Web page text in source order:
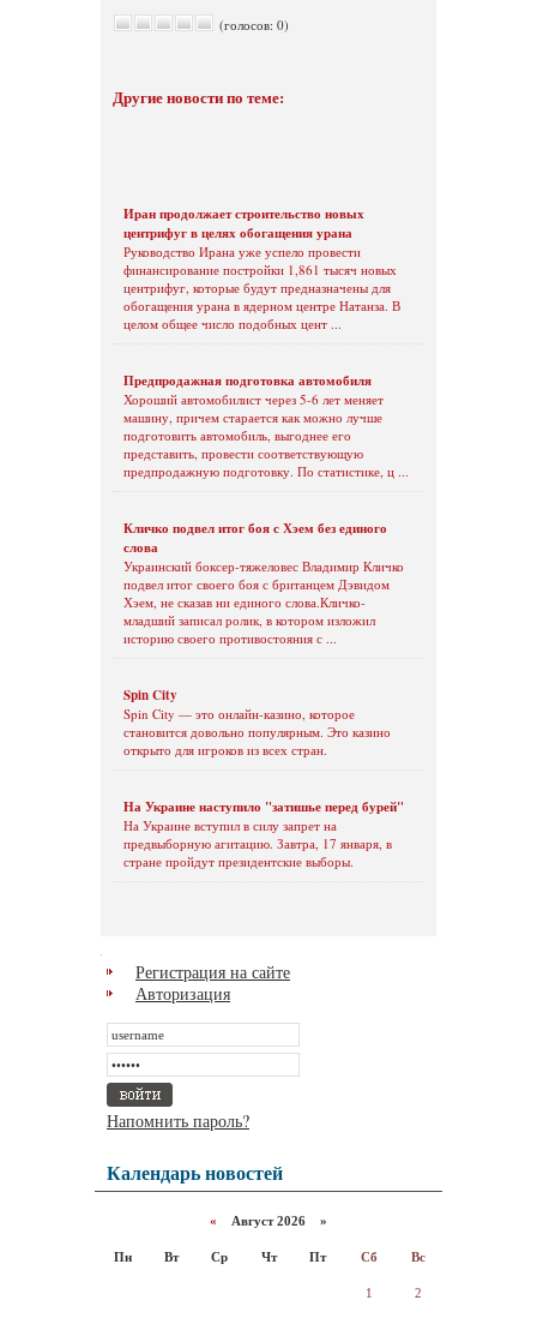
(голосов: 0)
Другие новости по теме:
Иран продолжает строительство новых
центрифуг в целях обогащения урана
Руководство Ирана уже успело провести
финансирование постройки 1,861 тысяч новых
центрифуг, которые будут предназначены для
обогащения урана в ядерном центре Натанза. В
целом общее число подобных цент ...
Предпродажная подготовка автомобиля
Хороший автомобилист через 5-6 лет меняет
машину, причем старается как можно лучше
подготовить автомобиль, выгоднее его
представить, провести соответствующую
предпродажную подготовку. По статистике, ц ...
Кличко подвел итог боя с Хэем без единого
слова
Украинский боксер-тяжеловес Владимир Кличко
подвел итог своего боя с британцем Дэвидом
Хэем, не сказав ни единого слова.Кличко-
младший записал ролик, в котором изложил
историю своего противостояния с ...
Spin City
Spin City — это онлайн-казино, которое
становится довольно популярным. Это казино
открыто для игроков из всех стран.
На Украине наступило "затишье перед бурей"
На Украине вступил в силу запрет на
предвыборную агитацию. Завтра, 17 января, в
стране пройдут президентские выборы.
Регистрация на сайте
Авторизация
Напомнить пароль?
Календарь новостей
« Август 2026 »
Пн Вт Ср Чт Пт Сб Вс
1 2